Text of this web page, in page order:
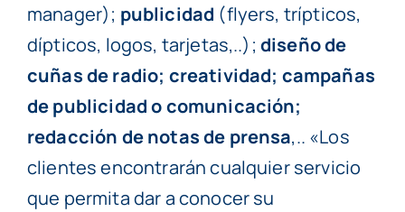
manager); publicidad (flyers, trípticos,
dípticos, logos, tarjetas,..); diseño de
cuñas de radio; creatividad; campañas
de publicidad o comunicación;
redacción de notas de prensa,.. «Los
clientes encontrarán cualquier servicio
que permita dar a conocer su